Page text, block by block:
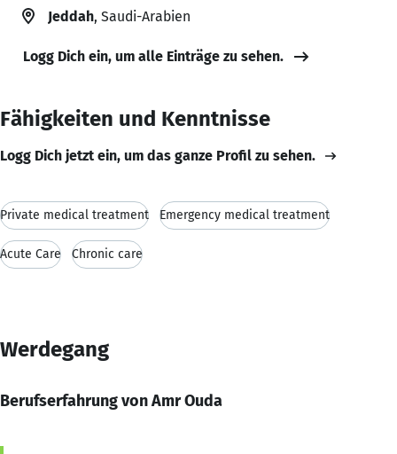
Jeddah, Saudi-Arabien
Logg Dich ein, um alle Einträge zu sehen.
Fähigkeiten und Kenntnisse
Logg Dich jetzt ein, um das ganze Profil zu sehen.
Private medical treatment Emergency medical treatment
Acute Care Chronic care
Werdegang
Berufserfahrung von Amr Ouda